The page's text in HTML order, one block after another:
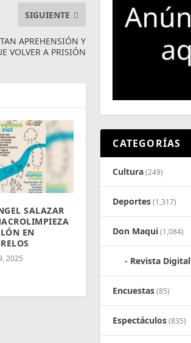
SIGUIENTE
APREHENSIÓN Y
VOLVER A PRISIÓN
SALAZAR
EN
2025
CATEGORÍAS
Cultura(249)
Deportes(1,317)
Don Maqui(1,084)
Revista Digital
Encuestas(85)
Espectáculos(835)